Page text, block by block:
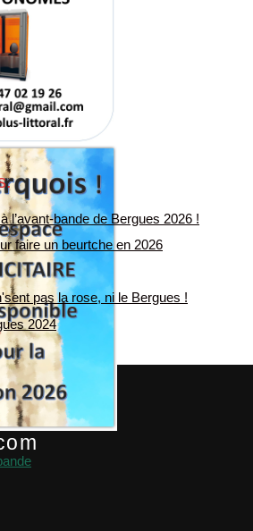
l’avant-bande de Bergues 2026 !
faire un beurtche en 2026
pas la rose, ni le Bergues !
2024